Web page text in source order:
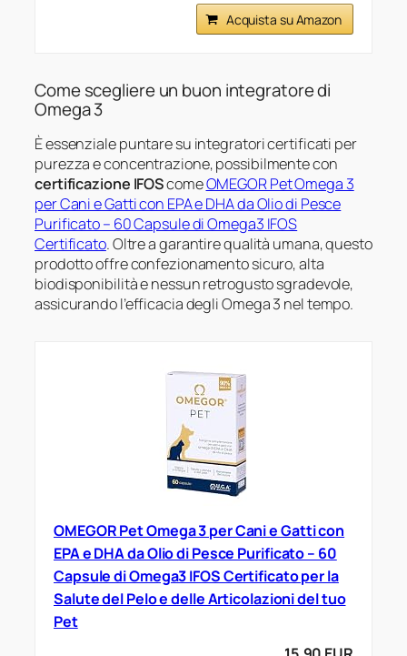
Acquista su Amazon
Come scegliere un buon integratore di
Omega 3
È essenziale puntare su integratori certificati per
purezza e concentrazione, possibilmente con
certificazione IFOScomeOMEGOR Pet Omega 3
per Cani e Gatti con EPA e DHA da Olio di Pesce
Purificato – 60 Capsule di Omega3 IFOS
Certificato. Oltre a garantire qualità umana, questo
prodotto offre confezionamento sicuro, alta
biodisponibilità e nessun retrogusto sgradevole,
assicurando l’efficacia degli Omega 3 nel tempo.
OMEGOR Pet Omega 3 per Cani e Gatti con
EPA e DHA da Olio di Pesce Purificato – 60
Capsule di Omega3 IFOS Certificato per la
Salute del Pelo e delle Articolazioni del tuo
Pet